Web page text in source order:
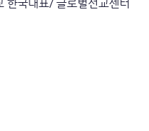
한국대표/ 글로벌선교센터